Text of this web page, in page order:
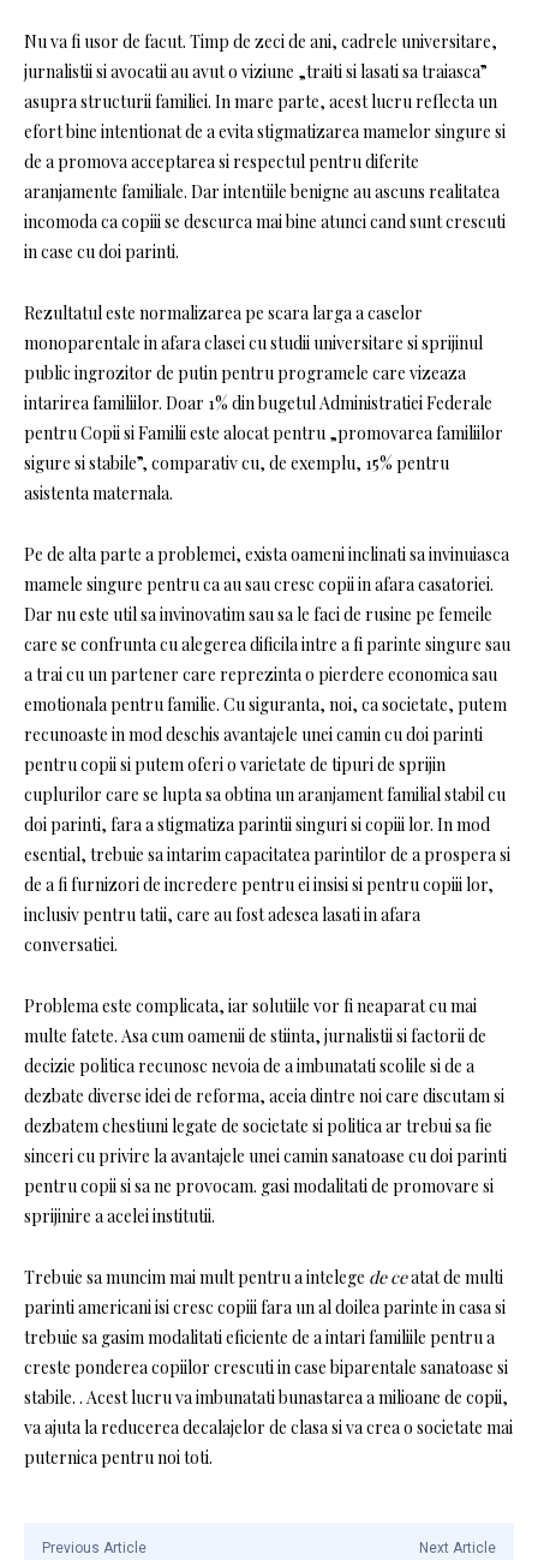
Nu va fi usor de facut. Timp de zeci de ani, cadrele universitare,
jurnalistii si avocatii au avut o viziune „traiti si lasati sa traiasca”
asupra structurii familiei. In mare parte, acest lucru reflecta un
efort bine intentionat de a evita stigmatizarea mamelor singure si
de a promova acceptarea si respectul pentru diferite
aranjamente familiale. Dar intentiile benigne au ascuns realitatea
incomoda ca copiii se descurca mai bine atunci cand sunt crescuti
in case cu doi parinti.
Rezultatul este normalizarea pe scara larga a caselor
monoparentale in afara clasei cu studii universitare si sprijinul
public ingrozitor de putin pentru programele care vizeaza
intarirea familiilor. Doar 1% din bugetul Administratiei Federale
pentru Copii si Familii este alocat pentru „promovarea familiilor
sigure si stabile”, comparativ cu, de exemplu, 15% pentru
asistenta maternala.
Pe de alta parte a problemei, exista oameni inclinati sa invinuiasca
mamele singure pentru ca au sau cresc copii in afara casatoriei.
Dar nu este util sa invinovatim sau sa le faci de rusine pe femeile
care se confrunta cu alegerea dificila intre a fi parinte singure sau
a trai cu un partener care reprezinta o pierdere economica sau
emotionala pentru familie. Cu siguranta, noi, ca societate, putem
recunoaste in mod deschis avantajele unei camin cu doi parinti
pentru copii si putem oferi o varietate de tipuri de sprijin
cuplurilor care se lupta sa obtina un aranjament familial stabil cu
doi parinti, fara a stigmatiza parintii singuri si copiii lor. In mod
esential, trebuie sa intarim capacitatea parintilor de a prospera si
de a fi furnizori de incredere pentru ei insisi si pentru copiii lor,
inclusiv pentru tatii, care au fost adesea lasati in afara
conversatiei.
Problema este complicata, iar solutiile vor fi neaparat cu mai
multe fatete. Asa cum oamenii de stiinta, jurnalistii si factorii de
decizie politica recunosc nevoia de a imbunatati scolile si de a
dezbate diverse idei de reforma, aceia dintre noi care discutam si
dezbatem chestiuni legate de societate si politica ar trebui sa fie
sinceri cu privire la avantajele unei camin sanatoase cu doi parinti
pentru copii si sa ne provocam. gasi modalitati de promovare si
sprijinire a acelei institutii.
Trebuie sa muncim mai mult pentru a intelege de ceatat de multi
parinti americani isi cresc copiii fara un al doilea parinte in casa si
trebuie sa gasim modalitati eficiente de a intari familiile pentru a
creste ponderea copiilor crescuti in case biparentale sanatoase si
stabile. . Acest lucru va imbunatati bunastarea a milioane de copii,
va ajuta la reducerea decalajelor de clasa si va crea o societate mai
puternica pentru noi toti.
Previous Article Next Article